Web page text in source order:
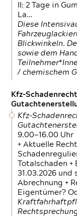
II: 2 Tage in
La…
Diese
Blickwinkeln.
sowie dem
/ chemischem
Kfz-
Kfz-
9.00—16.00 Uhr
+ Aktuelle
Totalschaden
31.03.2026
Abrechnung +
Eigentümer?